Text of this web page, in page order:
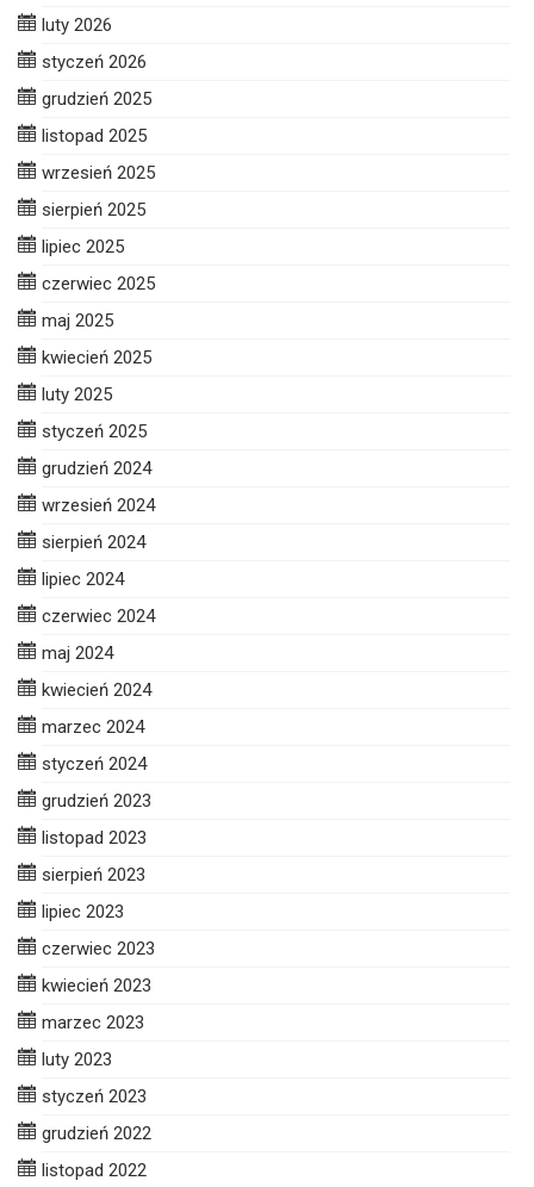
luty 2026
styczeń 2026
grudzień 2025
listopad 2025
wrzesień 2025
sierpień 2025
lipiec 2025
czerwiec 2025
maj 2025
kwiecień 2025
luty 2025
styczeń 2025
grudzień 2024
wrzesień 2024
sierpień 2024
lipiec 2024
czerwiec 2024
maj 2024
kwiecień 2024
marzec 2024
styczeń 2024
grudzień 2023
listopad 2023
sierpień 2023
lipiec 2023
czerwiec 2023
kwiecień 2023
marzec 2023
luty 2023
styczeń 2023
grudzień 2022
listopad 2022